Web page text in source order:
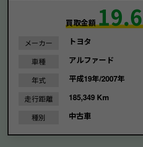
買取金額19.6
メーカー トヨタ
車種 アルファード
年式 平成19年/2007年
走行距離 185,349 Km
種別 中古車